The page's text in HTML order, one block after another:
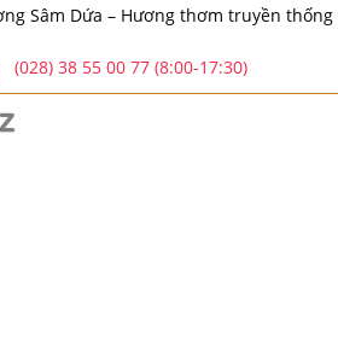
Sâm Dứa – Hương thơm truyền
(028) 38 55 00 77 (8:00-17:30)